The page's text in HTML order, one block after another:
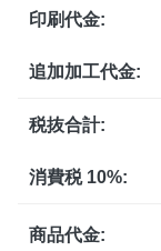
1,200部
1,300部
1,400部
1,500部
1,600部
印刷代金:
追加加工代金:
税抜合計:
消費税 10%:
商品代金: